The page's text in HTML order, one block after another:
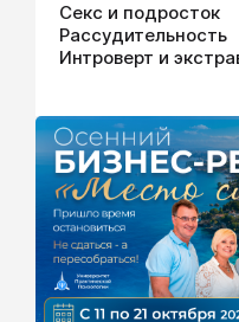
Секс и подросток
Рассудительность
Интроверт и